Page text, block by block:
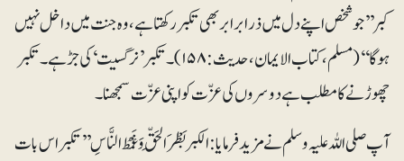
کبر ’’جو شخص اپنے دل میں ذرا برابر بھی تکبر رکھتا ہے، وہ جنت میں داخل نہیں
ہوگا‘‘ (مسلم، کتاب الایمان، حدیث:۱۵۸)۔ تکبر ’نرگسیت‘ کی جڑ ہے۔ تکبر
چھوڑنے کا مطلب ہے دوسروں کی عزّت کو اپنی عزّت سمجھنا۔
آپ صلی اللہ علیہ وسلم نے مزید فرمایا:الکبر بَطْرَ الحَقِّ وَغَمْطُ النَّاسِ ’’تکبر اس بات